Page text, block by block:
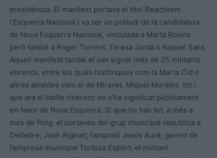
presidència. El manifest portava el títol Reactivem
l’Esquerra Nacional i va ser un preludi de la candidatura
de Nova Esquerra Nacional, vinculada a Marta Rovira
però també a Roger Torrent, Teresa Jordà o Raquel Sans.
Aquell manifest també el van signar més de 25 militants
ebrencs, entre els quals històriques com la Marta Cid o
altres alcaldes com el de Miravet, Miquel Morales, tot i
que ara el batlle riberenc no s’ha significat públicament
en favor de Nova Esquerra. Sí que ho han fet, a més a
més de Roig, el portaveu del grup municipal republicà a
Deltebre, Joan Alginet; l’ampostí Jesús Auré, gerent de
l’empresa municipal Tortosa Esport; el militant